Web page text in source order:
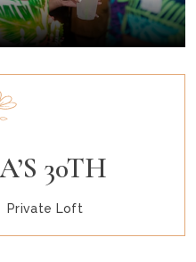
30TH
Private Loft